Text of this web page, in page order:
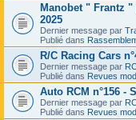
Manobet " Frantz "
2025
Dernier message par
Publié dans
R/C Racing Cars
Dernier message par
Publié dans Revues
Auto RCM n°156 -
Dernier message par
Publié dans Revues